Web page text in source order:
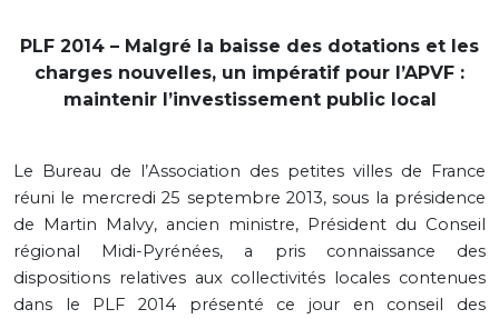
PLF 2014 – Malgré la baisse des dotations et les
charges nouvelles, un impératif pour l’APVF :
maintenir l’investissement public local
Le Bureau de l’Association des petites villes de France
réuni le mercredi 25 septembre 2013, sous la présidence
de Martin Malvy, ancien ministre, Président du Conseil
régional Midi-Pyrénées, a pris connaissance des
dispositions relatives aux collectivités locales contenues
dans le PLF 2014 présenté ce jour en conseil des